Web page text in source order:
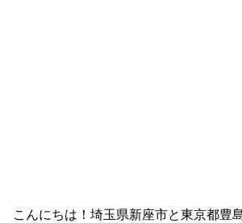
こんにちは！埼玉県新座市と東京都豊